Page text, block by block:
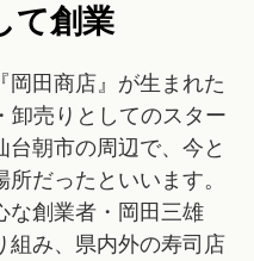
て創業
岡田商店』が生まれた
卸売りとしてのスター
台朝市の周辺で、今と
だったといいます。
な創業者・岡田三雄
組み、県内外の寿司店